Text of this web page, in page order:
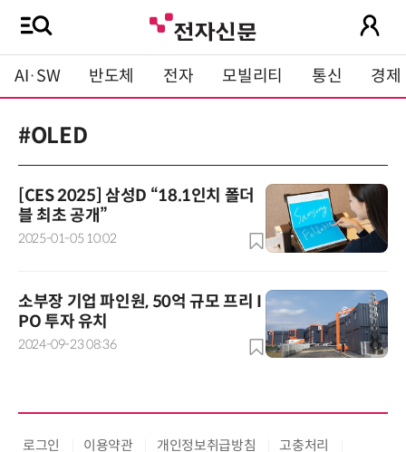
AI·SW 반도체 전자 모빌리티 통신 경제
#OLED
[CES 2025] 삼성D “18.1인치 폴더
블 최초 공개”
2025-01-05 10:02
소부장 기업 파인원, 50억 규모 프리 I
PO 투자 유치
2024-09-23 08:36
로그인 이용약관 개인정보취급방침
고충처리